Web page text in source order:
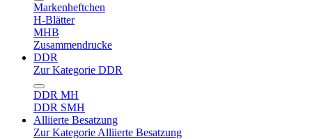
Markenheftchen
H-Blätter
MHB
Zusammendrucke
DDR
Zur Kategorie DDR
DDR MH
DDR SMH
Alliierte Besatzung
Zur Kategorie Alliierte Besatzung